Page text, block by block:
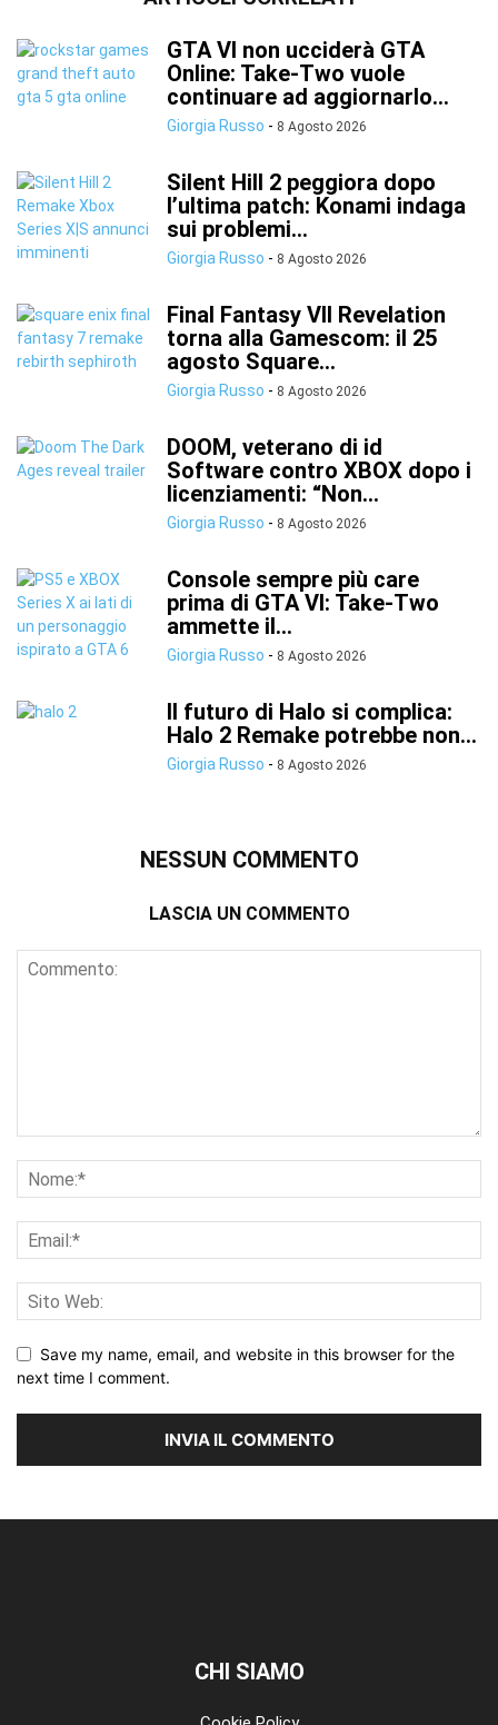
GTA VI non ucciderà GTA
Online: Take-Two vuole
continuare ad aggiornarlo...
Giorgia Russo - 8 Agosto 2026
Silent Hill 2 peggiora dopo
l’ultima patch: Konami indaga
sui problemi...
Giorgia Russo - 8 Agosto 2026
Final Fantasy VII Revelation
torna alla Gamescom: il 25
agosto Square...
Giorgia Russo - 8 Agosto 2026
DOOM, veterano di id
Software contro XBOX dopo i
licenziamenti: “Non...
Giorgia Russo - 8 Agosto 2026
Console sempre più care
prima di GTA VI: Take-Two
ammette il...
Giorgia Russo - 8 Agosto 2026
Il futuro di Halo si complica:
Halo 2 Remake potrebbe non...
Giorgia Russo - 8 Agosto 2026
NESSUN COMMENTO
LASCIA UN COMMENTO
Save my name, email, and website in this browser for the
next time I comment.
CHI SIAMO